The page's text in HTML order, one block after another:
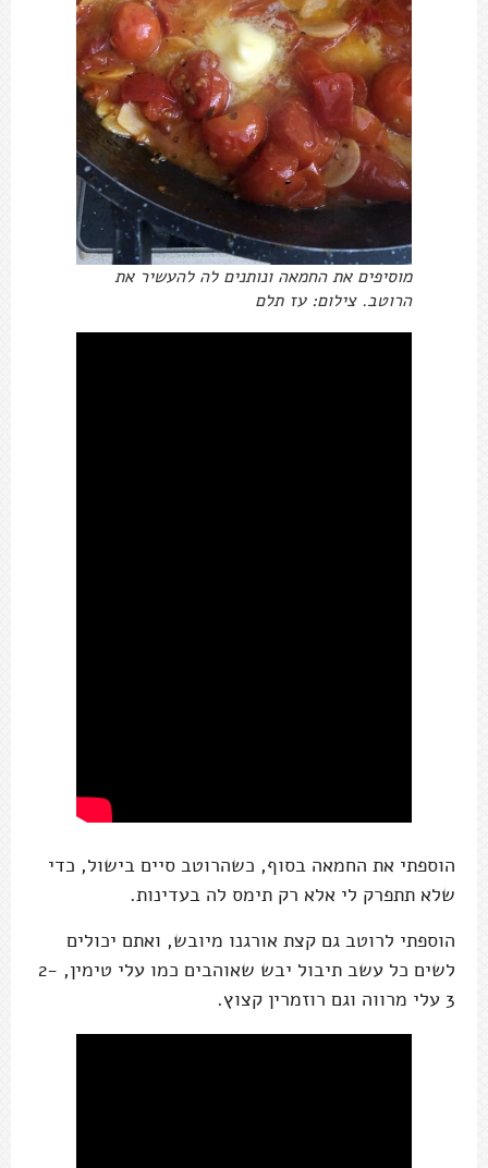
מוסיפים את החמאה ונותנים לה להעשיר את
הרוטב. צילום: עז תלם
הוספתי את החמאה בסוף, כשהרוטב סיים בישול, כדי
שלא תתפרק לי אלא רק תימס לה בעדינות.
הוספתי לרוטב גם קצת אורגנו מיובש, ואתם יכולים
לשים כל עשב תיבול יבש שאוהבים כמו עלי טימין, 2-
3 עלי מרווה וגם רוזמרין קצוץ.